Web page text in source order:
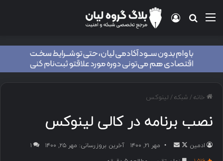
خانه/ شبکه/ لینوکس
نصب برنامه در کالی لینوکس
ادمین مهر ۲۱, ۱۴۰۰ آخرین بروزرسانی: مهر ۲۵, ۱۴۰۰
۱